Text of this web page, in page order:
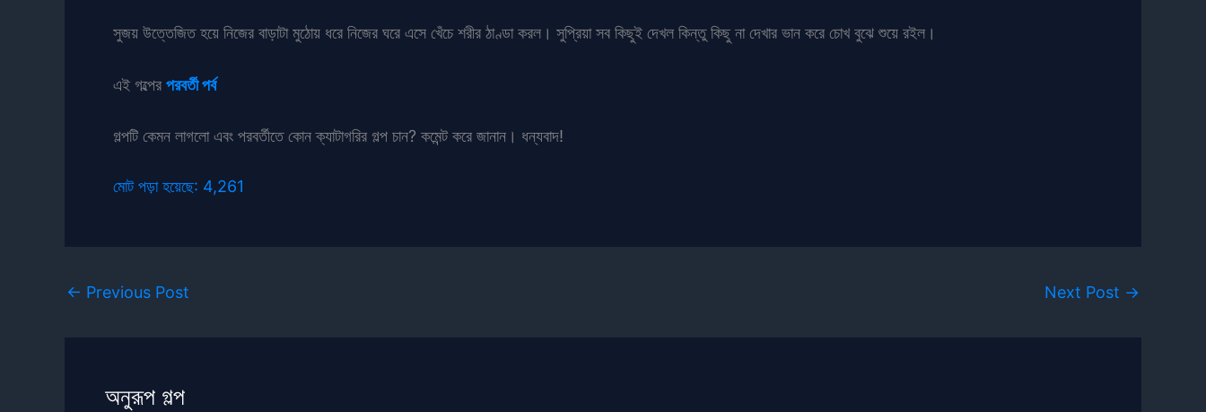
সুজয় উত্তেজিত হয়ে নিজের বাড়াটা মুঠোয় ধরে নিজের ঘরে এসে খেঁচে শরীর ঠাণ্ডা করল। সুপ্রিয়া সব কিছুই দেখল কিন্তু কিছু না দেখার ভান করে চোখ বুঝে শুয়ে রইল।
এই গল্পের পরবর্তী পর্ব
গল্পটি কেমন লাগলো এবং পরবর্তীতে কোন ক্যাটাগরির গল্প চান? কমেন্ট করে জানান। ধন্যবাদ!
মোট পড়া হয়েছে: 4,261
← Previous Post Next Post →
অনুরূপ গল্প